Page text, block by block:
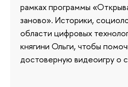
рамках программы
заново». Историки,
области цифровых
княгини Ольги, чтобы
достоверную видеоигру о